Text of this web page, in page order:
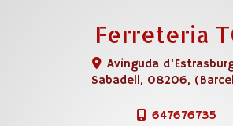
Ferreteria
Avinguda
Sabadell, 08206,
647676735